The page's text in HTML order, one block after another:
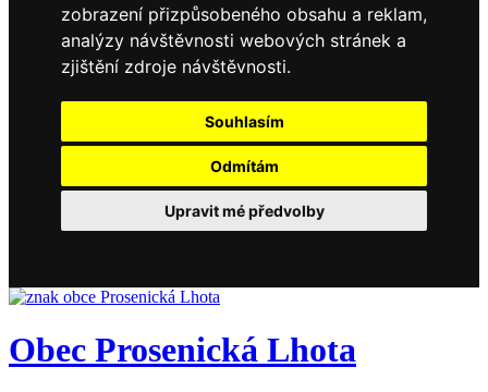
zobrazení přizpůsobeného obsahu a reklam,
analýzy návštěvnosti webových stránek a
zjištění zdroje návštěvnosti.
Souhlasím
Odmítám
Upravit mé předvolby
Obec Prosenická Lhota